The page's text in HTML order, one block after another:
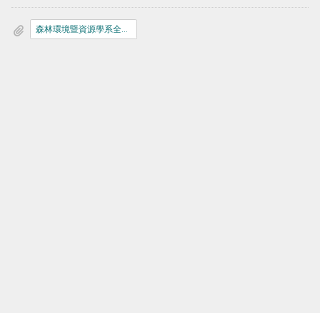
森林環境暨資源學系全國系友會學生出國獎助金補助辦法.doc